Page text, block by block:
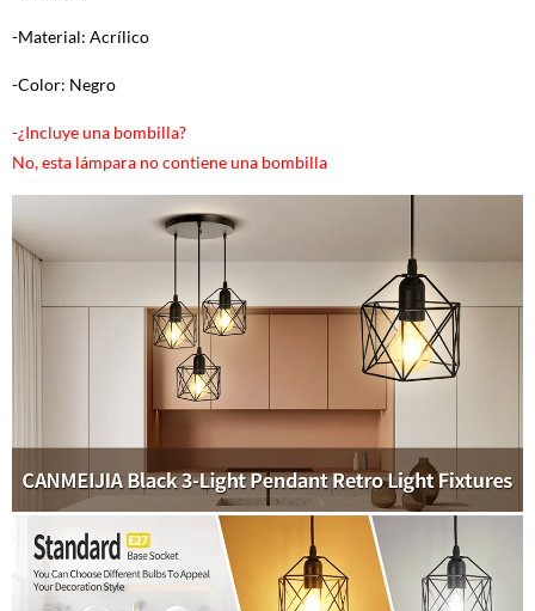
-Material: Acrílico
-Color: Negro
-¿Incluye una bombilla?
No, esta lámpara no contiene una bombilla